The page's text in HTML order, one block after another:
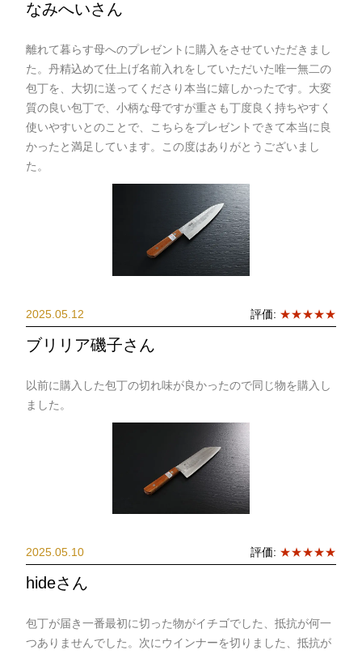
なみへいさん
離れて暮らす母へのプレゼントに購入をさせていただきまし
た。丹精込めて仕上げ名前入れをしていただいた唯一無二の
包丁を、大切に送ってくださり本当に嬉しかったです。大変
質の良い包丁で、小柄な母ですが重さも丁度良く持ちやすく
使いやすいとのことで、こちらをプレゼントできて本当に良
かったと満足しています。この度はありがとうございまし
た。
2025.05.12 評価: ★★★★★
ブリリア磯子さん
以前に購入した包丁の切れ味が良かったので同じ物を購入し
ました。
2025.05.10 評価: ★★★★★
hideさん
包丁が届き一番最初に切った物がイチゴでした、抵抗が何一
つありませんでした。次にウインナーを切りました、抵抗が